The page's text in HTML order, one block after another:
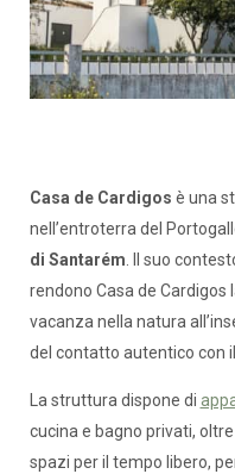
Casa de Cardigos è una
nell’entroterra del
di Santarém. Il suo
rendono Casa de Cardigos
vacanza nella natura
del contatto autentico con
La struttura dispone di
cucina e bagno privati,
spazi per il tempo libero,